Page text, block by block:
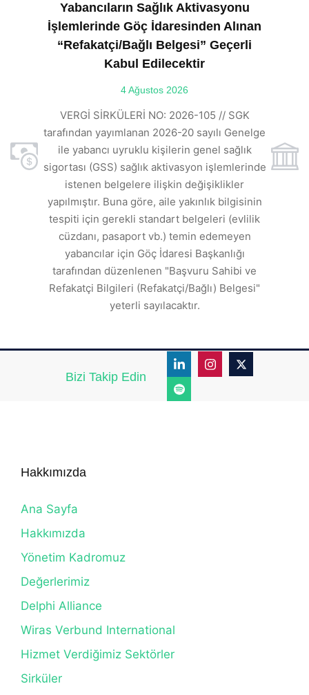
Yabancıların Sağlık Aktivasyonu
İşlemlerinde Göç İdaresinden Alınan
“Refakatçi/Bağlı Belgesi” Geçerli
Kabul Edilecektir
4 Ağustos 2026
VERGİ SİRKÜLERİ NO: 2026-105 // SGK
tarafından yayımlanan 2026-20 sayılı Genelge
ile yabancı uyruklu kişilerin genel sağlık
sigortası (GSS) sağlık aktivasyon işlemlerinde
istenen belgelere ilişkin değişiklikler
yapılmıştır. Buna göre, aile yakınlık bilgisinin
tespiti için gerekli standart belgeleri (evlilik
cüzdanı, pasaport vb.) temin edemeyen
yabancılar için Göç İdaresi Başkanlığı
tarafından düzenlenen "Başvuru Sahibi ve
Refakatçi Bilgileri (Refakatçi/Bağlı) Belgesi"
yeterli sayılacaktır.
Bizi Takip Edin
Hakkımızda
Ana Sayfa
Hakkımızda
Yönetim Kadromuz
Değerlerimiz
Delphi Alliance
Wiras Verbund International
Hizmet Verdiğimiz Sektörler
Sirküler